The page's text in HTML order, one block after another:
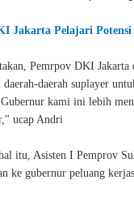
Jakarta Pelajari Potensi
Pemrpov DKI Jakarta
daerah-daerah suplayer
kami ini lebih
ucap Andri
itu, Asisten I Pemprov
ke gubernur peluang